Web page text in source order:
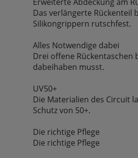
Das verlängerte Rückenteil
Silikongrippern rutschfest.
Alles Notwendige dabei
Drei offene Rückentaschen
dabeihaben musst.
UV50+
Die Materialien des Circuit
Schutz von 50+.
Die richtige Pflege
Die richtige Pflege